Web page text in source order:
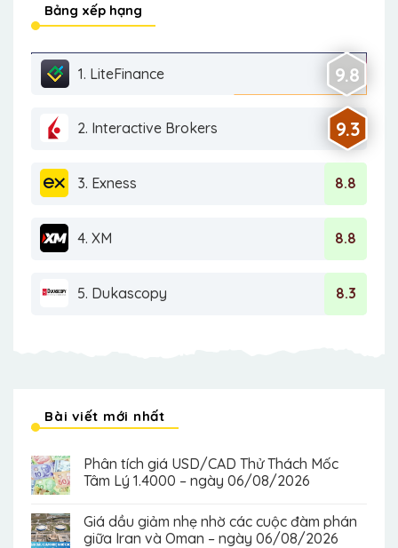
Bảng xếp hạng
1. LiteFinance 9.8
2. Interactive Brokers 9.3
3. Exness 8.8
4. XM 8.8
5. Dukascopy 8.3
Bài viết mới nhất
Phân tích giá USD/CAD Thử Thách Mốc
Tâm Lý 1.4000 – ngày 06/08/2026
Giá dầu giảm nhẹ nhờ các cuộc đàm phán
giữa Iran và Oman – ngày 06/08/2026